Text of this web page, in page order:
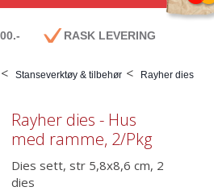
RASK LEVERING
< Stanseverktøy & tilbehør < Rayher dies
Rayher dies - Hus
med ramme, 2/Pkg
Dies sett, str 5,8x8,6 cm, 2
dies